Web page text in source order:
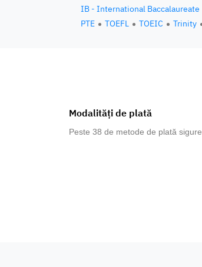
IB - International Baccalaureate
PTE
TOEFL TOEIC Trinity
Modalități de plată
Peste 38 de metode de plată sigure